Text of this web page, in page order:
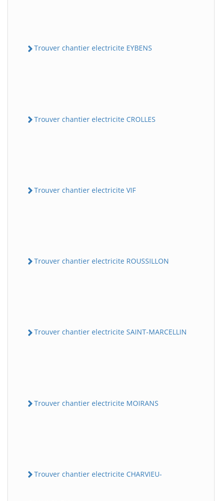
Trouver chantier electricite EYBENS
Trouver chantier electricite CROLLES
Trouver chantier electricite VIF
Trouver chantier electricite ROUSSILLON
Trouver chantier electricite SAINT-MARCELLIN
Trouver chantier electricite MOIRANS
Trouver chantier electricite CHARVIEU-